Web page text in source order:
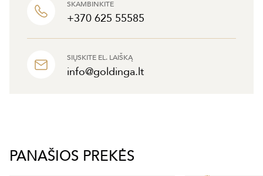
SKAMBINKITE
+370 625 55585
SIŲSKITE EL. LAIŠKĄ
info@goldinga.lt
PANAŠIOS PREKĖS